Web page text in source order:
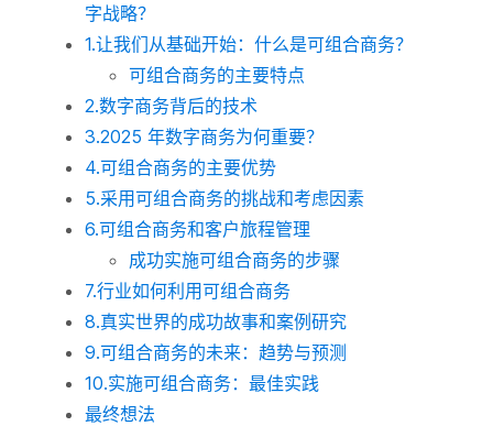
字战略？
1.让我们从基础开始：什么是可组合商务？
可组合商务的主要特点
2.数字商务背后的技术
3.2025 年数字商务为何重要？
4.可组合商务的主要优势
5.采用可组合商务的挑战和考虑因素
6.可组合商务和客户旅程管理
成功实施可组合商务的步骤
7.行业如何利用可组合商务
8.真实世界的成功故事和案例研究
9.可组合商务的未来：趋势与预测
10.实施可组合商务：最佳实践
最终想法